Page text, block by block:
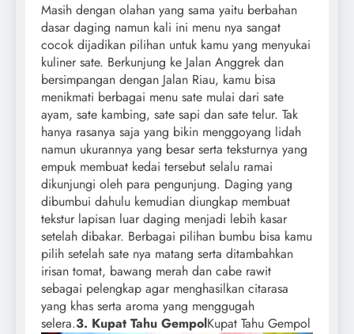
Masih dengan olahan yang sama yaitu berbahan
dasar daging namun kali ini menu nya sangat
cocok dijadikan pilihan untuk kamu yang menyukai
kuliner sate. Berkunjung ke Jalan Anggrek dan
bersimpangan dengan Jalan Riau, kamu bisa
menikmati berbagai menu sate mulai dari sate
ayam, sate kambing, sate sapi dan sate telur. Tak
hanya rasanya saja yang bikin menggoyang lidah
namun ukurannya yang besar serta teksturnya yang
empuk membuat kedai tersebut selalu ramai
dikunjungi oleh para pengunjung. Daging yang
dibumbui dahulu kemudian diungkap membuat
tekstur lapisan luar daging menjadi lebih kasar
setelah dibakar. Berbagai pilihan bumbu bisa kamu
pilih setelah sate nya matang serta ditambahkan
irisan tomat, bawang merah dan cabe rawit
sebagai pelengkap agar menghasilkan citarasa
yang khas serta aroma yang menggugah
selera.3. Kupat Tahu GempolKupat Tahu Gempol